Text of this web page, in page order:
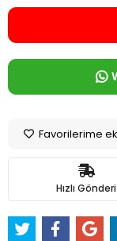
Favorilerime
Hızlı Gönderi